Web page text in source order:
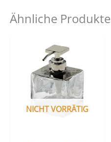
Ähnliche Produkte
NICHT VORRÄTIG